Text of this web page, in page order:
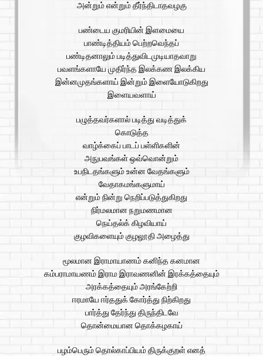
அன்றும் என்றும் தீர்ந்திடாதவழகு
பண்டைய குமரியின் இளமையை
பாண்டித்தியம் பெற்றவெந்தப்
பண்டிதனாலும் படித்துவிடமுடியாதவாறு
பவளங்களாயே முதிர்ந்த இலக்கண இலக்கிய
இன்னமுதங்களாய் இன்றும் இளையோடுகிறது
இளையவளாய்
பழுத்தவர்களால் படித்து வடித்துக்
கொடுத்த
வாழ்க்கைப் பாடப் பள்ளிகளின்
அநுபவங்கள் ஒவ்வொன்றும்
உபநிடதங்களும் உன்ன வேதங்களும்
வேதாகமங்களுமாய்
என்றும் நின்று நெறிப்படுத்துகிறது
நிர்மலமான நறுமணமான
நெய்தல்க் கிழவியாய்
குழவிகளையும் குழலூதி அழைத்து
மூலமான இராமாயாணம் கனிந்த கனமான
கம்பராமாயணம் இராம இராவணனின் இரக்கத்தையும்
அரக்கத்தையும் அரங்கேற்றி
ஈரமாயே ஈர்ததுக் கோர்த்து நிற்கிறது
பார்த்து தேர்ந்து திருந்திடவே
தொன்மையான தொக்கழகாய்
பழம்பெரும் தொல்காப்பியம் திருக்குறள் எனத்